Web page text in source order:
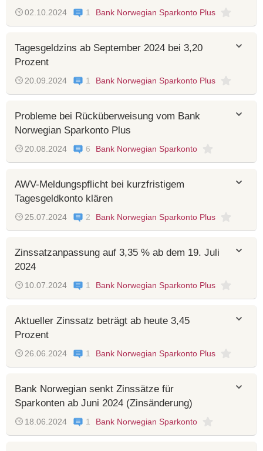
02.10.2024 1 Bank Norwegian Sparkonto Plus
Tagesgeldzins ab September 2024 bei 3,20
Prozent
20.09.2024 1 Bank Norwegian Sparkonto Plus
Probleme bei Rücküberweisung vom Bank
Norwegian Sparkonto Plus
20.08.2024 6 Bank Norwegian Sparkonto
AWV-Meldungspflicht bei kurzfristigem
Tagesgeldkonto klären
25.07.2024 2 Bank Norwegian Sparkonto Plus
Zinssatzanpassung auf 3,35 % ab dem 19. Juli
2024
10.07.2024 1 Bank Norwegian Sparkonto Plus
Aktueller Zinssatz beträgt ab heute 3,45
Prozent
26.06.2024 1 Bank Norwegian Sparkonto Plus
Bank Norwegian senkt Zinssätze für
Sparkonten ab Juni 2024 (Zinsänderung)
18.06.2024 1 Bank Norwegian Sparkonto